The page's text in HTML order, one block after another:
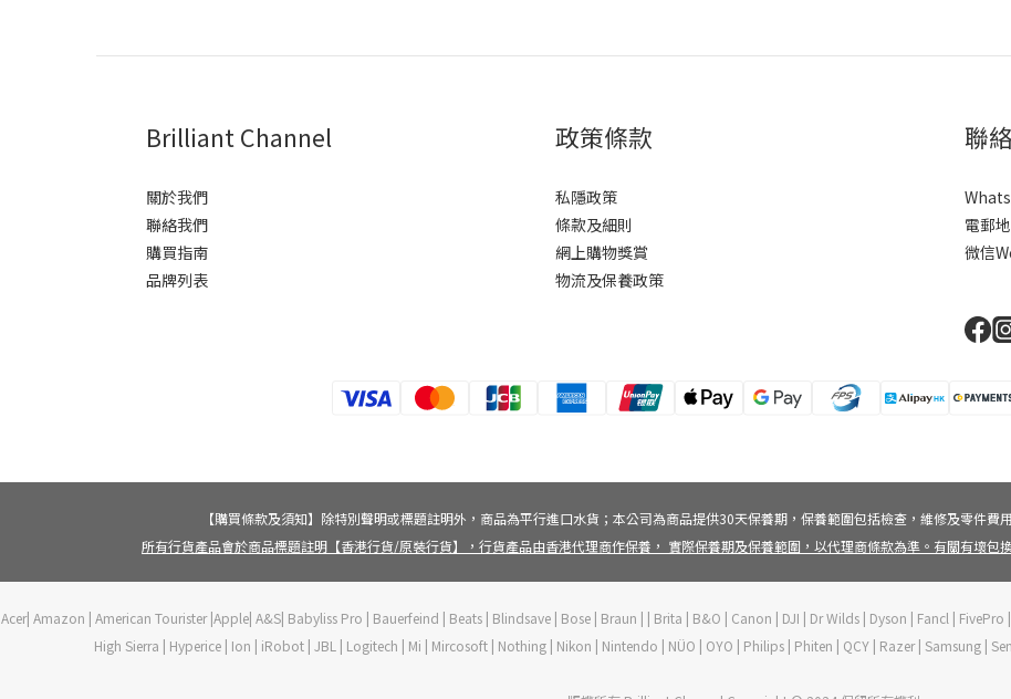
Brilliant Channel
關於我們
聯絡我們
購買指南
品牌列表
政策條款
私隱政策
條款及細則
網上購物獎賞
物流及保養政策
聯
電郵
微信
【購買條款及須知】除特別聲明或標題註明外，商品為平行進口水貨；本公司為商品提供30天保養期，保養範圍包括檢查，維修及零件費
所有行貨產品會於商品標題註明【香港行貨/原裝行貨】，行貨產品由香港代理商作保養， 實際保養期及保養範圍，以代理商條款為準。有關有壞包
Acer| Amazon | American Tourister |Apple| A&S| Babyliss Pro | Bauerfeind | Beats | Blindsave | Bose | Braun | | Brita | B&O | Canon | DJI | Dr Wilds | Dyson | Fancl |
High Sierra | Hyperice | Ion | iRobot | JBL | Logitech | Mi | Mircosoft | Nothing | Nikon | Nintendo | NÜO | OYO | Philips | Phiten | QCY | Razer | Samsung |